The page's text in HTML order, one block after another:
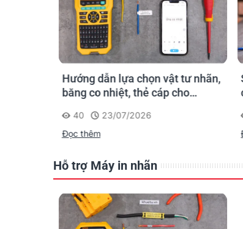
Hướng dẫn lựa chọn vật tư nhãn,
băng co nhiệt, thẻ cáp cho
40
23/07/2026
Đọc thêm
Hỗ trợ Máy in nhãn